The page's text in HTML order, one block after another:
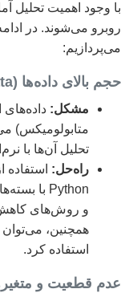
با وجود اهمیت تحلیل
روبرو می‌شوند. در
می‌پردازیم:
حجم بالای داده‌ها (Big Data)
مشکل:
متابولومیکس)
تحلیل آن‌ها با
راه‌حل:
همچنین، می‌توان
استفاده کرد.
عدم قطعیت و